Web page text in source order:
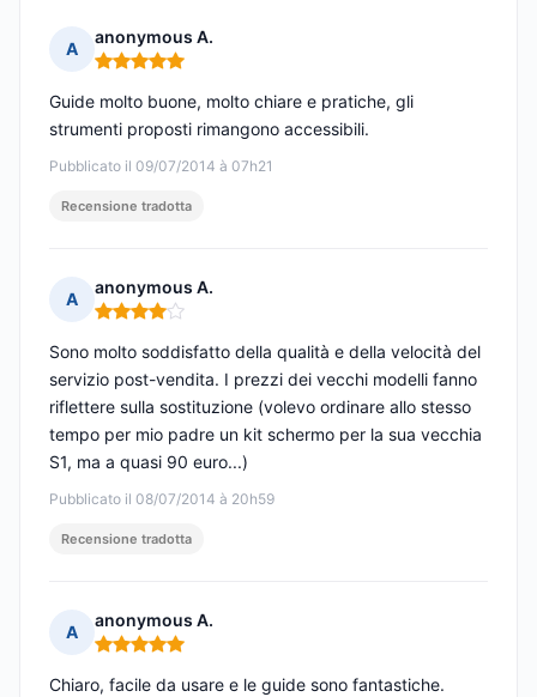
A
anonymous A.
Nota: 5 su 5
Pubblicato il 09/07/2014 à 07h21
Guide molto buone, molto chiare e pratiche, gli
strumenti proposti rimangono accessibili.
Recensione tradotta
A
anonymous A.
Nota: 4 su 5
Pubblicato il 08/07/2014 à 20h59
Sono molto soddisfatto della qualità e della velocità del
servizio post-vendita. I prezzi dei vecchi modelli fanno
riflettere sulla sostituzione (volevo ordinare allo stesso
tempo per mio padre un kit schermo per la sua vecchia
S1, ma a quasi 90 euro...)
Recensione tradotta
A
anonymous A.
Nota: 5 su 5
Chiaro, facile da usare e le guide sono fantastiche.